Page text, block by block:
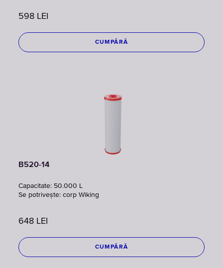
598 LEI
CUMPĂRĂ
B520-14
Capacitate: 50.000 L
Se potrivește: corp Wiking
648 LEI
CUMPĂRĂ